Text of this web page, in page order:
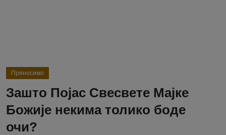
Преносимо
Зашто Појас Свесвете Мајке
Божије некима толико боде
очи?